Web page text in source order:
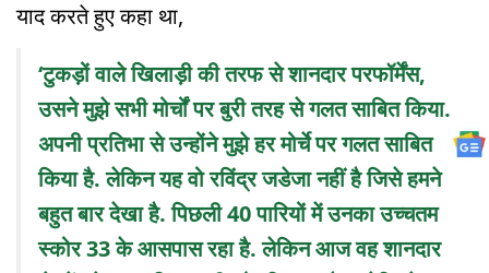
याद करते हुए कहा था,
‘टुकड़ों वाले खिलाड़ी की तरफ से शानदार परफॉर्मेंस,
उसने मुझे सभी मोर्चों पर बुरी तरह से गलत साबित किया.
अपनी प्रतिभा से उन्होंने मुझे हर मोर्चे पर गलत साबित
किया है. लेकिन यह वो रविंद्र जडेजा नहीं है जिसे हमने
बहुत बार देखा है. पिछली 40 पारियों में उनका उच्चतम
स्कोर 33 के आसपास रहा है. लेकिन आज वह शानदार